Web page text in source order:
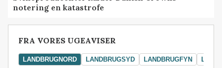
notering en katastrofe
FRA VORES UGEAVISER
LANDBRUGNORD LANDBRUGSYD LANDBRUGFYN